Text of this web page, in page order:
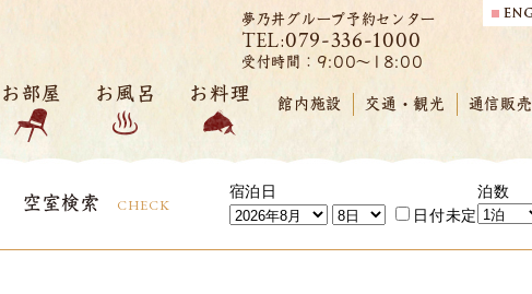
夢乃井グループ予約センター
TEL:079-336-1000
受付時間：9:00～18:00
お部屋 お風呂 お料理
館内施設 交通・観光 通信販売
空室検索 CHECK
宿泊日
日付未定
泊数